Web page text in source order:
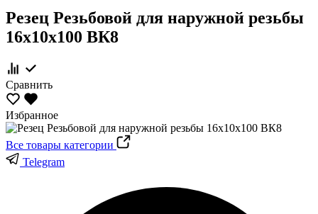
Резец Резьбовой для наружной резьбы
16х10х100 ВК8
Сравнить
Избранное
Все товары категории
Telegram